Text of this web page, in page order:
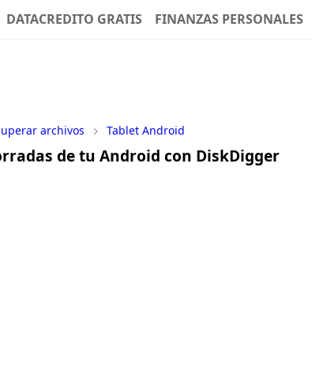
DATACREDITO GRATIS FINANZAS PERSONALES
archivos Tablet Android
de tu Android con DiskDigger